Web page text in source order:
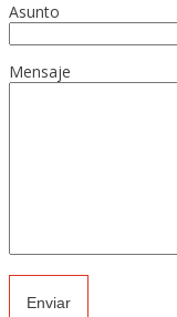
Asunto
Mensaje